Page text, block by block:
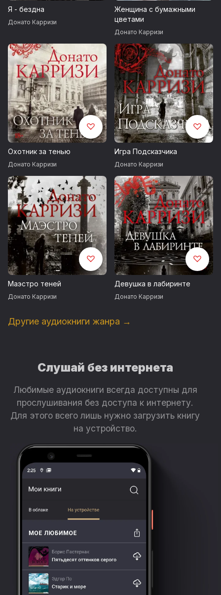
© И. Заславская, перевод, 2018
© Издание на русском языке, оформление.
ООО «Издательская Группа „Азбука-Аттикус“», 2018
Издательство АЗБУКА®
Я - бездна
Донато Карризи
Женщина с бумажными
цветами
Донато Карризи
Охотник за тенью
Донато Карризи
Игра Подсказчика
Донато Карризи
Маэстро теней
Донато Карризи
Девушка в лабиринте
Донато Карризи
Другие аудиокниги жанра →
Слушай без интернета
Любимые аудиокниги всегда доступны для
прослушивания без доступа к интернету.
Для этого всего лишь нужно загрузить книгу
на устройство.